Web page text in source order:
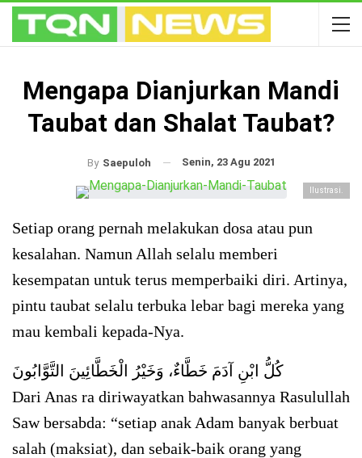
Mengapa Dianjurkan Mandi
Taubat dan Shalat Taubat?
By Saepuloh Senin, 23 Agu 2021
Ilustrasi.
Setiap orang pernah melakukan dosa atau pun
kesalahan. Namun Allah selalu memberi
kesempatan untuk terus memperbaiki diri. Artinya,
pintu taubat selalu terbuka lebar bagi mereka yang
mau kembali kepada-Nya.
كُلُّ ابْنِ آدَمَ خَطَّاءٌ، وَخَيْرُ الْخَطَّائِينَ التَّوَّابُونَ
Dari Anas ra diriwayatkan bahwasannya Rasulullah
Saw bersabda: “setiap anak Adam banyak berbuat
salah (maksiat), dan sebaik-baik orang yang